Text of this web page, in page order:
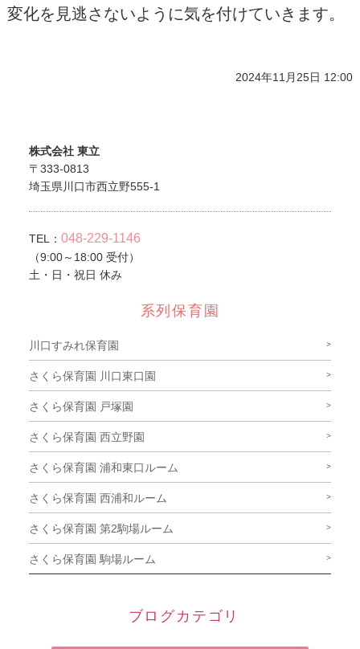
変化を見逃さないように気を付けていきます。
2024年11月25日 12:00
株式会社 東立
〒333-0813
埼玉県川口市西立野555-1
TEL： 048-229-1146
（9:00～18:00 受付）
土・日・祝日 休み
系列保育園
川口すみれ保育園
さくら保育園 川口東口園
さくら保育園 戸塚園
さくら保育園 西立野園
さくら保育園 浦和東口ルーム
さくら保育園 西浦和ルーム
さくら保育園 第2駒場ルーム
さくら保育園 駒場ルーム
ブログカテゴリ